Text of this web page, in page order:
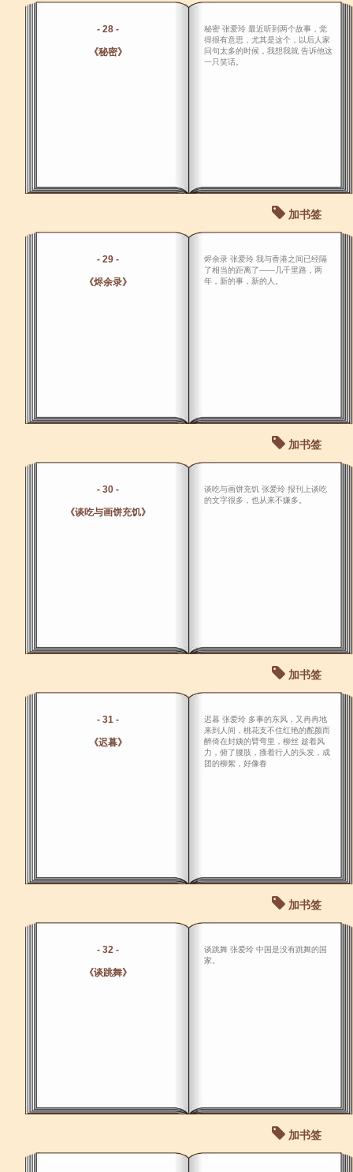
- 28 -
《秘密》
秘密 张爱玲 最近听到两个故事，觉
得很有意思，尤其是这个，以后人家
问句太多的时候，我想我就 告诉他这
一只笑话。
加书签
- 29 -
《烬余录》
烬余录 张爱玲 我与香港之间已经隔
了相当的距离了――几千里路，两
年，新的事，新的人。
加书签
- 30 -
《谈吃与画饼充饥》
谈吃与画饼充饥 张爱玲 报刊上谈吃
的文字很多，也从来不嫌多。
加书签
- 31 -
《迟暮》
迟暮 张爱玲 多事的东风，又冉冉地
来到人间，桃花支不住红艳的酡颜而
醉倚在封姨的臂弯里，柳丝 趁着风
力，俯了腰肢，搔着行人的头发，成
团的柳絮，好像春
加书签
- 32 -
《谈跳舞》
谈跳舞 张爱玲 中国是没有跳舞的国
家。
加书签